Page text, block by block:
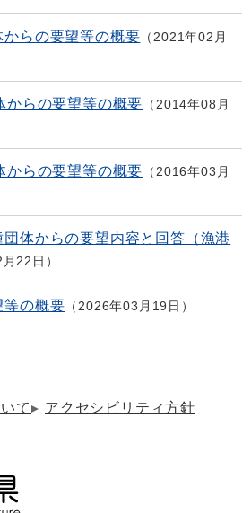
らの要望等の概要
2021年02月
からの要望等の概要
2014年08月
からの要望等の概要
2016年03月
体からの要望内容と回答（漁港
22日
等の概要 2026年03月19日
て
アクセシビリティ方針